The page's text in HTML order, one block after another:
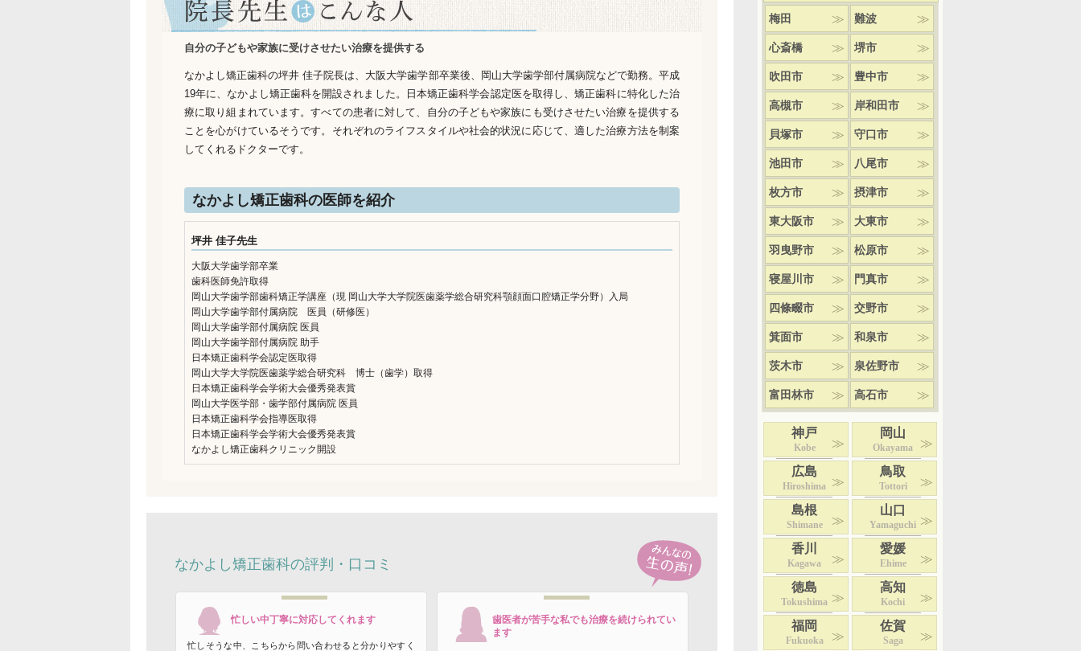
自分の子どもや家族に受けさせたい治療を提供する
なかよし矯正歯科の坪井 佳子院長は、大阪大学歯学部卒業後、岡山大学歯学部付属病院などで勤務。平成
19年に、なかよし矯正歯科を開設されました。日本矯正歯科学会認定医を取得し、矯正歯科に特化した治
療に取り組まれています。すべての患者に対して、自分の子どもや家族にも受けさせたい治療を提供する
ことを心がけているそうです。それぞれのライフスタイルや社会的状況に応じて、適した治療方法を制案
してくれるドクターです。
なかよし矯正歯科の医師を紹介
坪井 佳子先生
大阪大学歯学部卒業
歯科医師免許取得
岡山大学歯学部歯科矯正学講座（現 岡山大学大学院医歯薬学総合研究科顎顔面口腔矯正学分野）入局
岡山大学歯学部付属病院 医員（研修医）
岡山大学歯学部付属病院 医員
岡山大学歯学部付属病院 助手
日本矯正歯科学会認定医取得
岡山大学大学院医歯薬学総合研究科 博士（歯学）取得
日本矯正歯科学会学術大会優秀発表賞
岡山大学医学部・歯学部付属病院 医員
日本矯正歯科学会指導医取得
日本矯正歯科学会学術大会優秀発表賞
なかよし矯正歯科クリニック開設
なかよし矯正歯科の評判・口コミ
忙しい中丁寧に対応してくれます
忙しそうな中、こちらから問い合わせると分かりやすく
歯医者が苦手な私でも治療を続けられてい
ます
梅田 難波
心斎橋 堺市
吹田市 豊中市
高槻市 岸和田市
貝塚市 守口市
池田市 八尾市
枚方市 摂津市
東大阪市 大東市
羽曳野市 松原市
寝屋川市 門真市
四條畷市 交野市
箕面市 和泉市
茨木市 泉佐野市
富田林市 高石市
神戸
Kobe
岡山
Okayama
広島
Hiroshima
鳥取
Tottori
島根
Shimane
山口
Yamaguchi
香川
Kagawa
愛媛
Ehime
徳島
Tokushima
高知
Kochi
福岡
Fukuoka
佐賀
Saga